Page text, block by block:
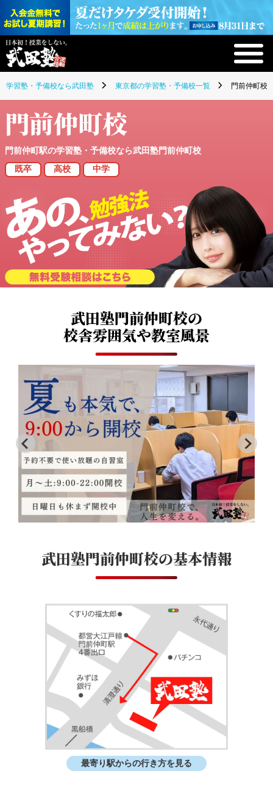
学習塾・予備校なら武田塾 東京都の学習塾・予備校一覧 門前仲町校(
門前仲町校
門前仲町駅の学習塾・予備校なら武田塾門前仲町校
既卒 高校 中学
武田塾門前仲町校の
校舎雰囲気や教室風景
武田塾門前仲町校の基本情報
最寄り駅からの行き方を見る